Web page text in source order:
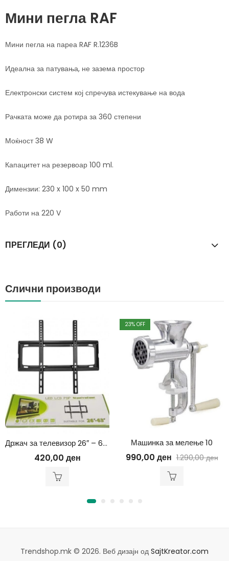
Мини пегла RAF
Мини пегла на пареа RAF R.1236B
Идеална за патувања, не зазема простор
Електронски систем кој спречува истекување на вода
Рачката може да ротира за 360 степени
Моќност 38 W
Капацитет на резервоар 100 ml.
Димензии: 230 x 100 x 50 mm
Работи на 220 V
ПРЕГЛЕДИ (0)
Слични производи
Држач за телевизор 26″ – 63″
420,00 ден
23% OFF
Машинка за мелење 10
990,00 ден 1.290,00ден
Trendshop.mk © 2026. Веб дизајн од SajtKreator.com